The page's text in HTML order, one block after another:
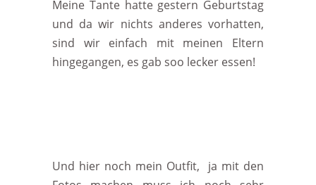
Meine Tante hatte gestern Geburtstag
und da wir nichts anderes vorhatten,
sind wir einfach mit meinen Eltern
hingegangen, es gab soo lecker essen!
Und hier noch mein Outfit, ja mit den